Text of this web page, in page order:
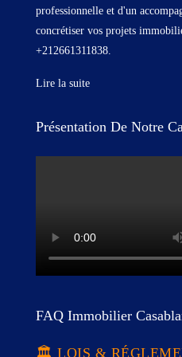
professionnelle et d'un
concrétiser vos projets
+212661311838.
Lire la suite
Présentation De Notre
FAQ Immobilier
🏛️ LOIS &